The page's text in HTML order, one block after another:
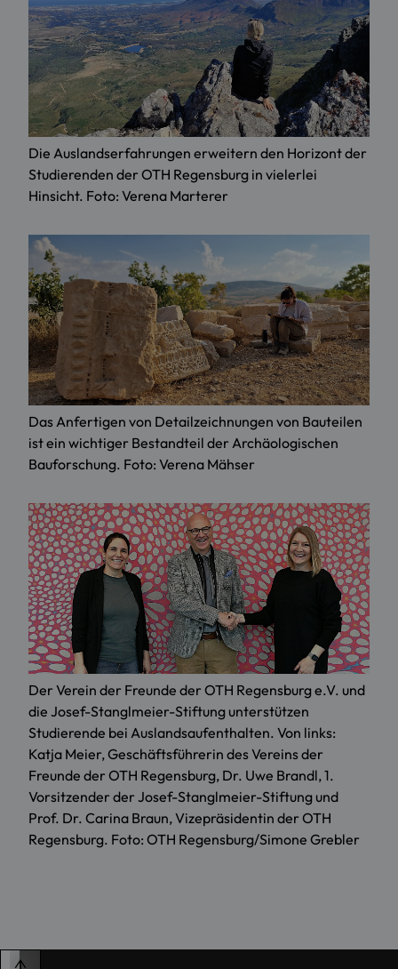
Die Auslandserfahrungen erweitern den Horizont der
Studierenden der OTH Regensburg in vielerlei
Hinsicht. Foto: Verena Marterer
Das Anfertigen von Detailzeichnungen von Bauteilen
ist ein wichtiger Bestandteil der Archäologischen
Bauforschung. Foto: Verena Mähser
Der Verein der Freunde der OTH Regensburg e.V. und
die Josef-Stanglmeier-Stiftung unterstützen
Studierende bei Auslandsaufenthalten. Von links:
Katja Meier, Geschäftsführerin des Vereins der
Freunde der OTH Regensburg, Dr. Uwe Brandl, 1.
Vorsitzender der Josef-Stanglmeier-Stiftung und
Prof. Dr. Carina Braun, Vizepräsidentin der OTH
Regensburg. Foto: OTH Regensburg/Simone Grebler